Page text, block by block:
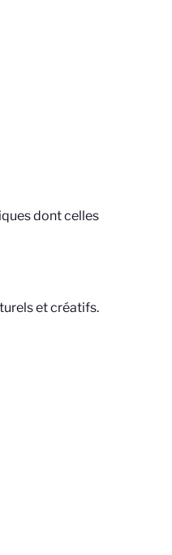
dont celles
et créatifs.